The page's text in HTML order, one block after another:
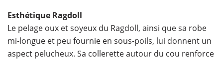
Esthétique Ragdoll
Le pelage oux et soyeux du Ragdoll, ainsi que sa robe
mi-longue et peu fournie en sous-poils, lui donnent un
aspect pelucheux. Sa collerette autour du cou renforce